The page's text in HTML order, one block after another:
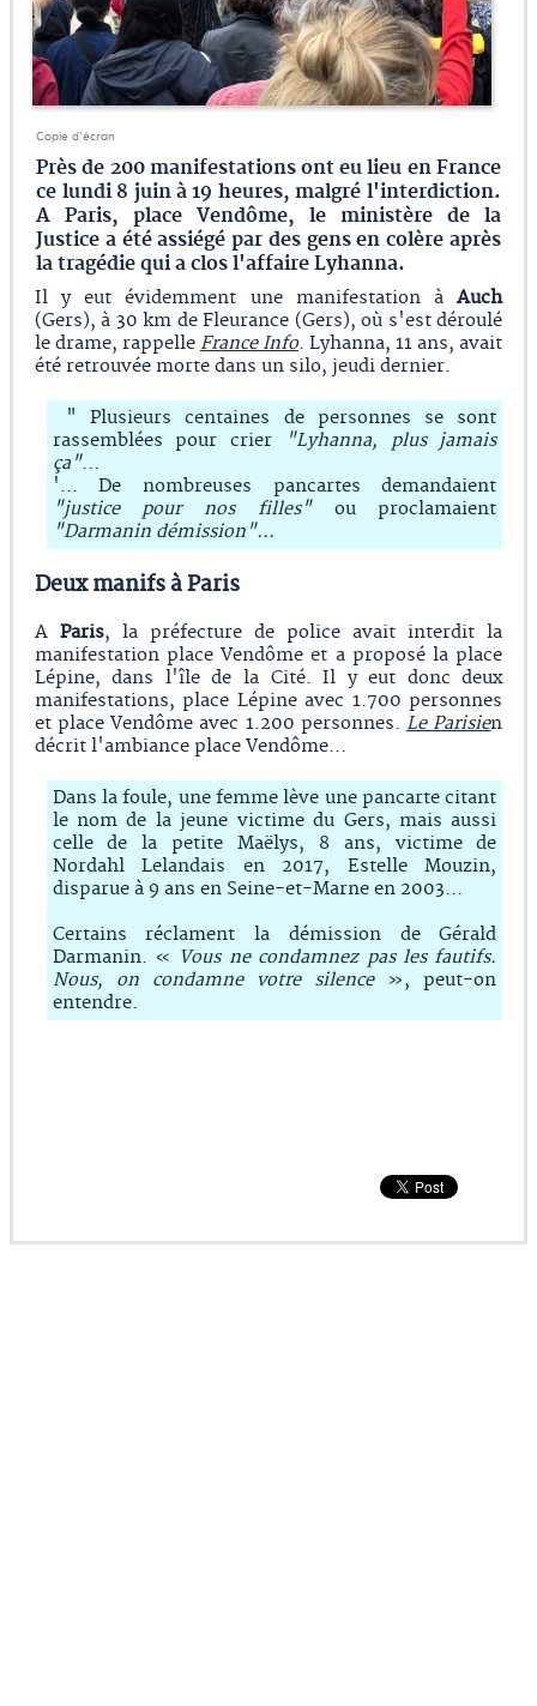
Copie d'écran
Près de 200 manifestations ont eu lieu en France
ce lundi 8 juin à 19 heures, malgré l'interdiction.
A Paris, place Vendôme, le ministère de la
Justice a été assiégé par des gens en colère après
la tragédie qui a clos l'affaire Lyhanna.
Il y eut évidemment une manifestation àAuch
(Gers), à 30 km de Fleurance (Gers), où s'est déroulé
le drame, rappelle France Info. Lyhanna, 11 ans, avait
été retrouvée morte dans un silo, jeudi dernier.
" Plusieurs centaines de personnes se sont
rassemblées pour crier
"Lyhanna, plus jamais
ça"…
'… De nombreuses pancartes demandaient
"justice pour nos filles"ou proclamaient
"Darmanin démission"…
Deux manifs à Paris
A Paris, la préfecture de police avait interdit la
manifestation place Vendôme et a proposé la place
Lépine, dans l'île de la Cité. Il y eut donc deux
manifestations, place Lépine avec 1.700 personnes
et place Vendôme avec 1.200 personnes.Le Parisien
décrit l'ambiance place Vendôme…
Dans la foule, une femme lève une pancarte citant
le nom de la jeune victime du Gers, mais aussi
celle de la petite Maëlys, 8 ans, victime de
Nordahl Lelandais en 2017, Estelle Mouzin,
disparue à 9 ans en Seine-et-Marne en 2003…
Certains réclament la démission de Gérald
Darmanin. « Vous ne condamnez pas les fautifs.
Nous, on condamne votre silence», peut-on
entendre.